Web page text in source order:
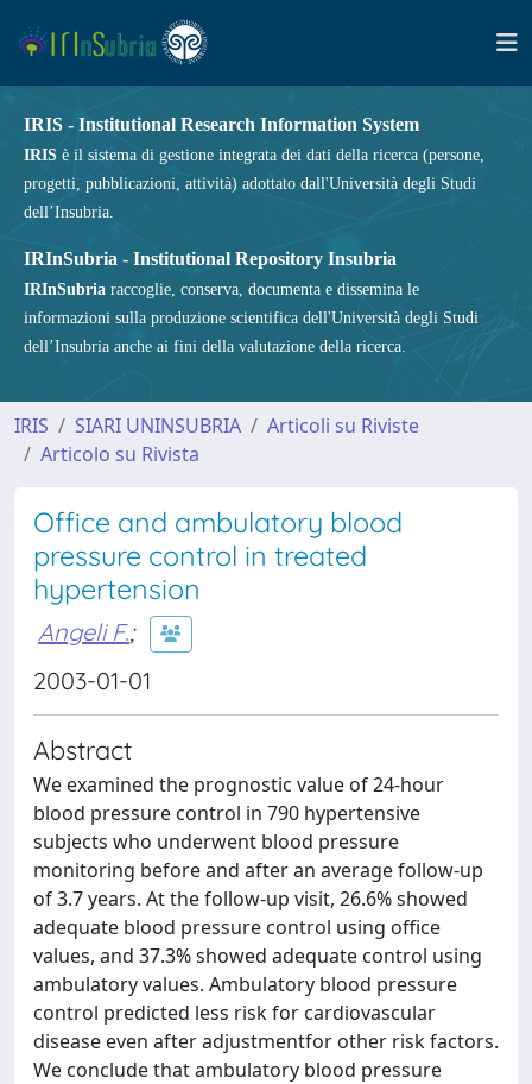
IRIS - Institutional Research Information System
IRIS è il sistema di gestione integrata dei dati della ricerca (persone,
progetti, pubblicazioni, attività) adottato dall'Università degli Studi
dell’Insubria.
IRInSubria - Institutional Repository Insubria
IRInSubria raccoglie, conserva, documenta e dissemina le
informazioni sulla produzione scientifica dell'Università degli Studi
dell’Insubria anche ai fini della valutazione della ricerca.
IRIS SIARI UNINSUBRIA
Articoli su Riviste
Articolo su Rivista
Office and ambulatory blood
pressure control in treated
hypertension
Angeli F.;
2003-01-01
Abstract
We examined the prognostic value of 24-hour
blood pressure control in 790 hypertensive
subjects who underwent blood pressure
monitoring before and after an average follow-up
of 3.7 years. At the follow-up visit, 26.6% showed
adequate blood pressure control using office
values, and 37.3% showed adequate control using
ambulatory values. Ambulatory blood pressure
control predicted less risk for cardiovascular
disease even after adjustmentfor other risk factors.
We conclude that ambulatory blood pressure